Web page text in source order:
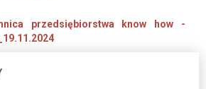
przedsiębiorstwa know how -